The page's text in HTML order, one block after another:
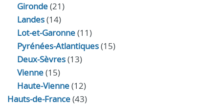
Gironde(21)
Landes(14)
Lot-et-Garonne(11)
Pyrénées-Atlantiques(15)
Deux-Sèvres(13)
Vienne(15)
Haute-Vienne(12)
Hauts-de-France(43)